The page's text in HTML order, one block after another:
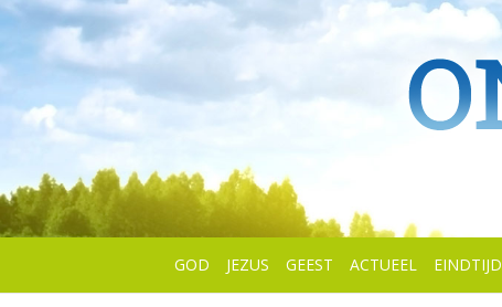
GOD JEZUS GEEST ACTUEEL EINDTIJD